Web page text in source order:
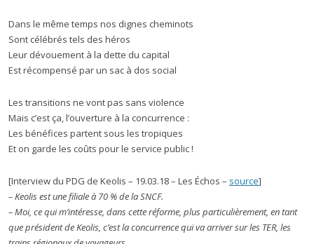
Dans le même temps nos dignes cheminots
Sont célébrés tels des héros
Leur dévouement à la dette du capital
Est récompensé par un sac à dos social
Les transitions ne vont pas sans violence
Mais c’est ça, l’ouverture à la concurrence :
Les bénéfices partent sous les tropiques
Et on garde les coûts pour le service public !
[Interview du PDG de Keolis – 19.03.18 – Les Échos – source]
– Keolis est une filiale à 70 % de la SNCF.
– Moi, ce qui m’intéresse, dans cette réforme, plus particulièrement, en tant
que président de Keolis, c’est la concurrence qui va arriver sur les TER, les